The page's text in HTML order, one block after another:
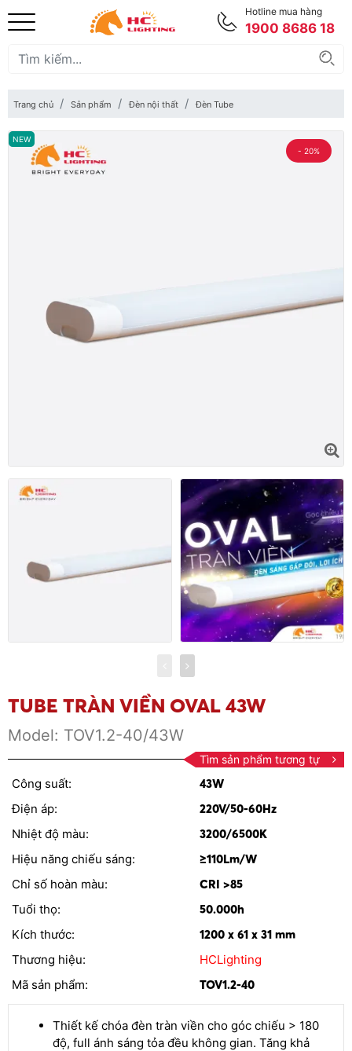
Hotline mua hàng
1900 8686 18
Trang chủ Sản phẩm Đèn nội thất Đèn Tube
- 20%
NEW
TUBE TRÀN VIỀN OVAL 43W
Model: TOV1.2-40/43W
Tìm sản phẩm tương tự
Công suất:
43W
Điện áp:
220V/50-60Hz
Nhiệt độ màu:
3200/6500K
Hiệu năng chiếu sáng:
≥110Lm/W
Chỉ số hoàn màu:
CRI >85
Tuổi thọ:
50.000h
Kích thước:
1200 x 61 x 31 mm
Thương hiệu:
HCLighting
Mã sản phẩm:
TOV1.2-40
Thiết kế chóa đèn tràn viền cho góc chiếu > 180
độ, full ánh sáng tỏa đều không gian. Tăng khả